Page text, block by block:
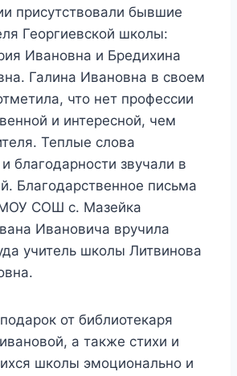
присутствовали бывшие
Георгиевской школы:
Ивановна и Бредихина
Галина Ивановна в своем
что нет профессии
и интересной, чем
Теплые слова
благодарности звучали в
Благодарственное письма
МОУ СОШ с. Мазейка
Ивановича вручила
учитель школы Литвинова
от библиотекаря
а также стихи и
школы эмоционально и